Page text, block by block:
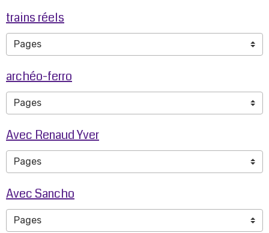
trains réels
archéo-ferro
Avec Renaud Yver
Avec Sancho